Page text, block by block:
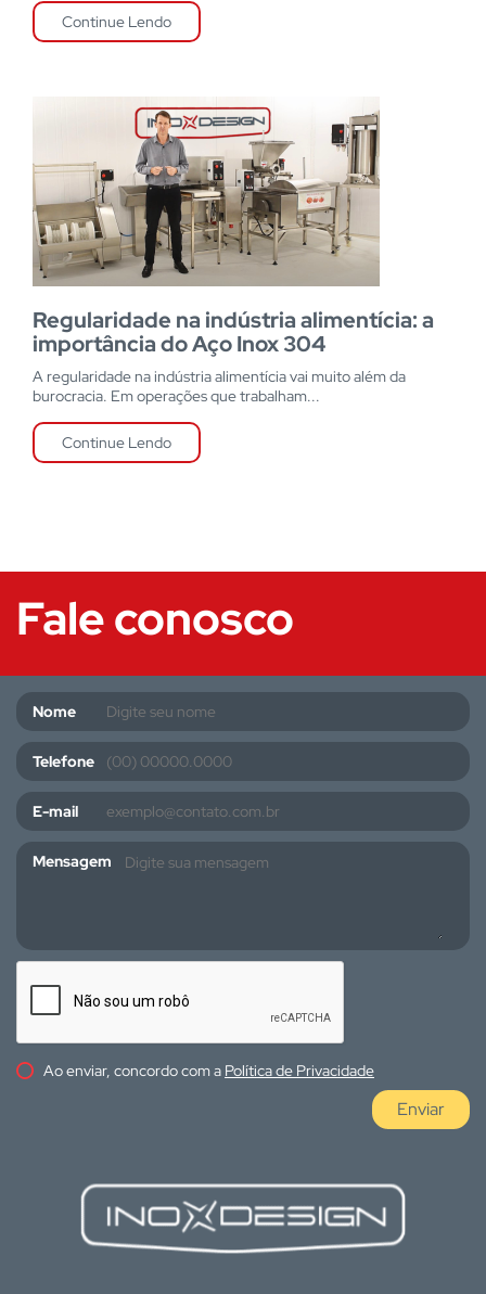
Continue Lendo
Regularidade na indústria alimentícia: a
importância do Aço Inox 304
A regularidade na indústria alimentícia vai muito além da
burocracia. Em operações que trabalham...
Continue Lendo
Fale conosco
Nome
Telefone
E-mail
Mensagem
Ao enviar, concordo com a Política de Privacidade
Enviar